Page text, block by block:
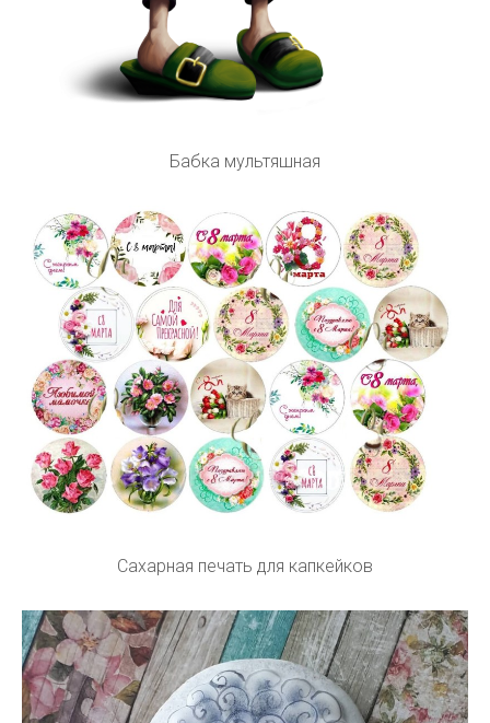
Бабка мультяшная
Сахарная печать для капкейков